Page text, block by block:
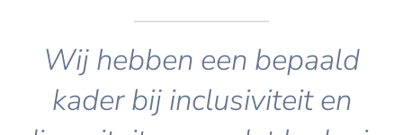
Wij hebben een bepaald
kader bij inclusiviteit en